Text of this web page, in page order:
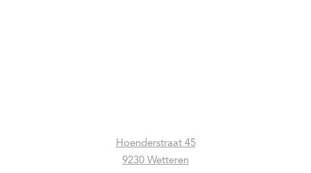
Hoenderstraat 45
9230 Wetteren